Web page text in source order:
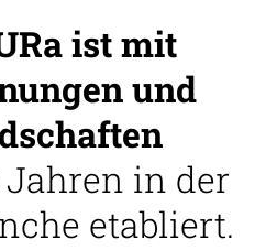
ist mit
und
Jahren in der
etabliert.